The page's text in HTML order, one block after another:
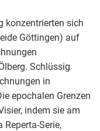
konzentrierten sich
Göttingen) auf
Schlüssig
in
epochalen Grenzen
indem sie am
Serie,